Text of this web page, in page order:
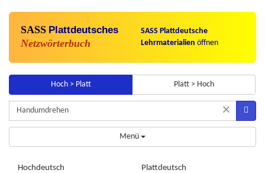
SASS Plattdeutsches
Netzwörterbuch
SASS Plattdeutsche
Lehrmaterialien öffnen
Hoch > Platt Platt > Hoch
×
Menü
Hochdeutsch Plattdeutsch